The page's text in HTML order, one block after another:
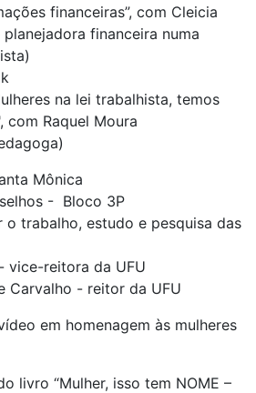
financeiras”, com Cleicia
financeira numa
na lei trabalhista, temos
com Raquel Moura
Mônica
- Bloco 3P
o trabalho, estudo e pesquisa das
vice-reitora da UFU
Carvalho - reitor da UFU
em homenagem às mulheres
livro “Mulher, isso tem NOME –